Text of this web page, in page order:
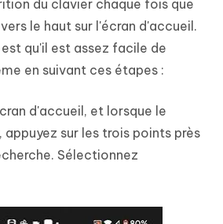
du clavier chaque fois que
le haut sur l'écran d'accueil.
qu'il est assez facile de
en suivant ces étapes :
d'accueil, et lorsque le
sur les trois points près
Sélectionnez